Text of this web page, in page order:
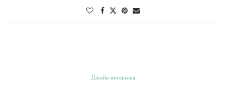
Дизайн интерьера